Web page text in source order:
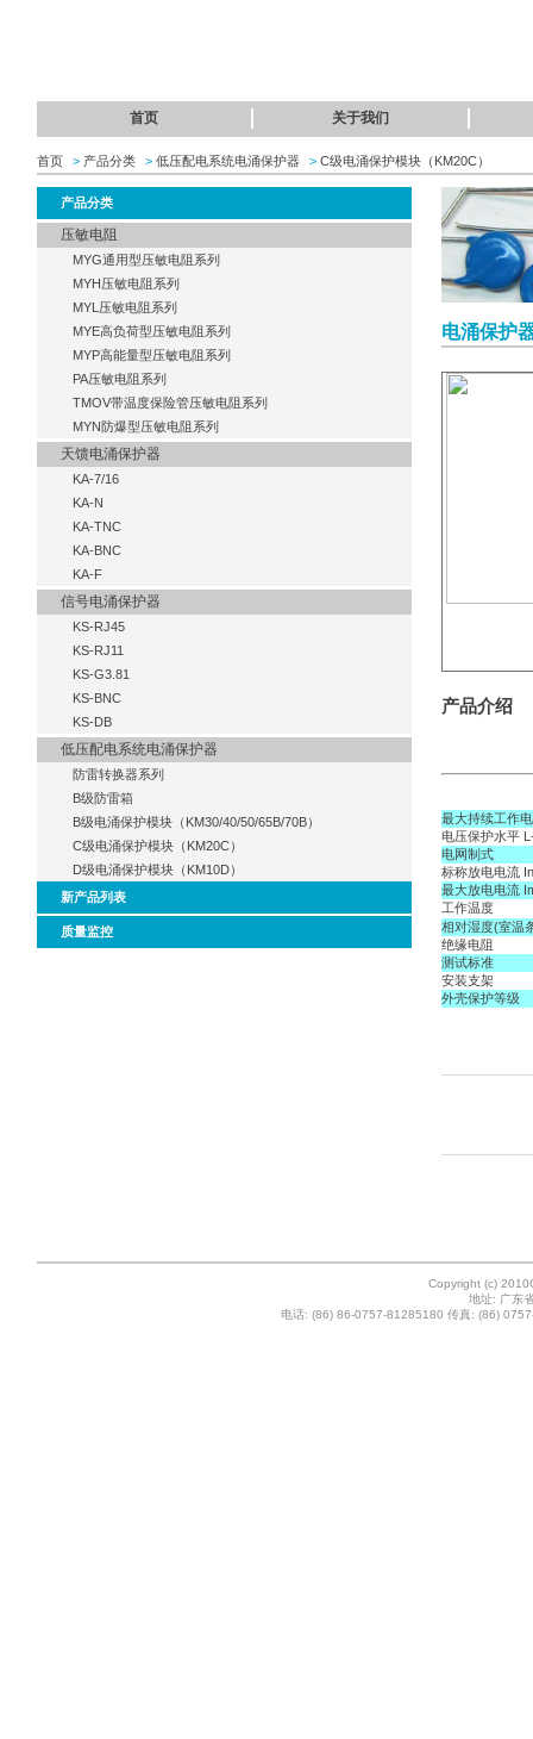
首页 关于我们
首页 > 产品分类 > 低压配电系统电涌保护器 > C级电涌保护模块（KM20C）
产品分类
压敏电阻
MYG通用型压敏电阻系列
MYH压敏电阻系列
MYL压敏电阻系列
MYE高负荷型压敏电阻系列
MYP高能量型压敏电阻系列
PA压敏电阻系列
TMOV带温度保险管压敏电阻系列
MYN防爆型压敏电阻系列
天馈电涌保护器
KA-7/16
KA-N
KA-TNC
KA-BNC
KA-F
信号电涌保护器
KS-RJ45
KS-RJ11
KS-G3.81
KS-BNC
KS-DB
低压配电系统电涌保护器
防雷转换器系列
B级防雷箱
B级电涌保护模块（KM30/40/50/65B/70B）
C级电涌保护模块（KM20C）
D级电涌保护模块（KM10D）
新产品列表
质量监控
电涌保护
产品介绍
最大持续工作
电压保护水平
电网制式
标称放电电流
最大放电电流
工作温度
相对湿度(室温
绝缘电阻
测试标准
安装支架
外壳保护等级
Copyright (c)
地址: 广东
电话: (86) 86-0757-81285180 传真: (86)